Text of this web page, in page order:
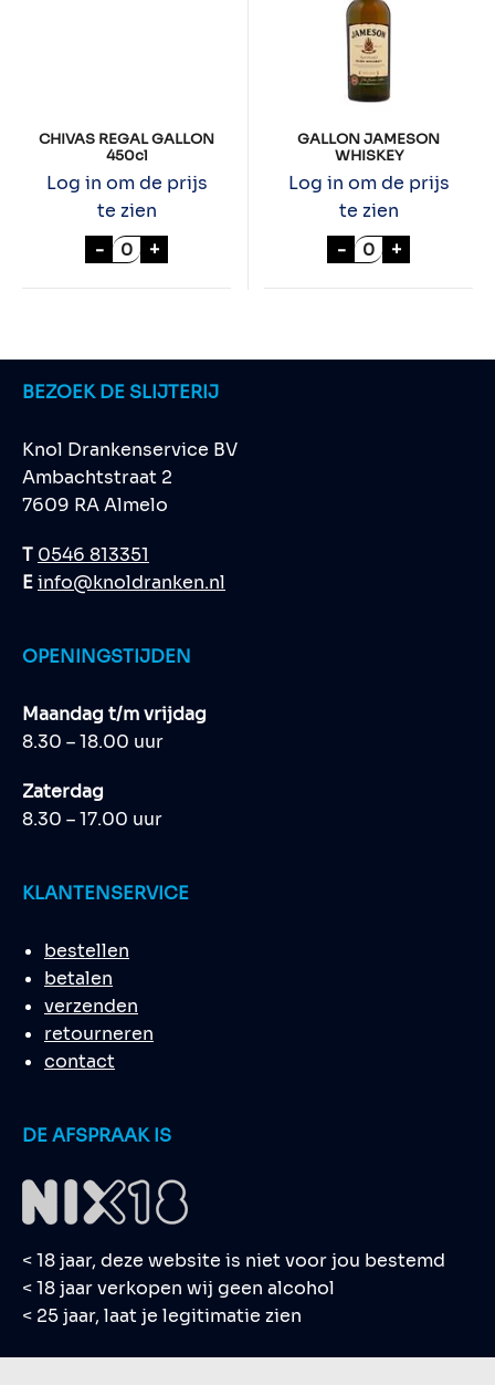
CHIVAS REGAL GALLON
450cl
Log in om de prijs
te zien
- CHIVAS REGAL GALLON 450cl aantal
+
GALLON JAMESON
WHISKEY
Log in om de prijs
te zien
- GALLON
+
BEZOEK DE SLIJTERIJ
Knol Drankenservice BV
Ambachtstraat 2
7609 RA Almelo
T 0546 813351
Einfo@knoldranken.nl
OPENINGSTIJDEN
Maandag t/m vrijdag
8.30 – 18.00 uur
Zaterdag
8.30 – 17.00 uur
KLANTENSERVICE
bestellen
betalen
verzenden
retourneren
contact
DE AFSPRAAK IS
< 18 jaar, deze website is niet voor jou bestemd
< 18 jaar verkopen wij geen alcohol
< 25 jaar, laat je legitimatie zien